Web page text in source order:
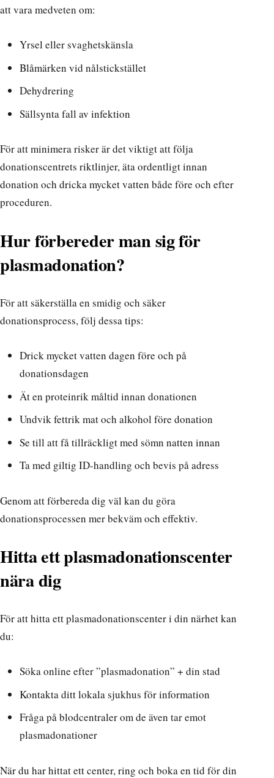
att vara medveten om:
Yrsel eller svaghetskänsla
Blåmärken vid nålstickstället
Dehydrering
Sällsynta fall av infektion
För att minimera risker är det viktigt att följa
donationscentrets riktlinjer, äta ordentligt innan
donation och dricka mycket vatten både före och efter
proceduren.
Hur förbereder man sig för
plasmadonation?
För att säkerställa en smidig och säker
donationsprocess, följ dessa tips:
Drick mycket vatten dagen före och på
donationsdagen
Ät en proteinrik måltid innan donationen
Undvik fettrik mat och alkohol före donation
Se till att få tillräckligt med sömn natten innan
Ta med giltig ID-handling och bevis på adress
Genom att förbereda dig väl kan du göra
donationsprocessen mer bekväm och effektiv.
Hitta ett plasmadonationscenter
nära dig
För att hitta ett plasmadonationscenter i din närhet kan
du:
Söka online efter ”plasmadonation” + din stad
Kontakta ditt lokala sjukhus för information
Fråga på blodcentraler om de även tar emot
plasmadonationer
När du har hittat ett center, ring och boka en tid för din